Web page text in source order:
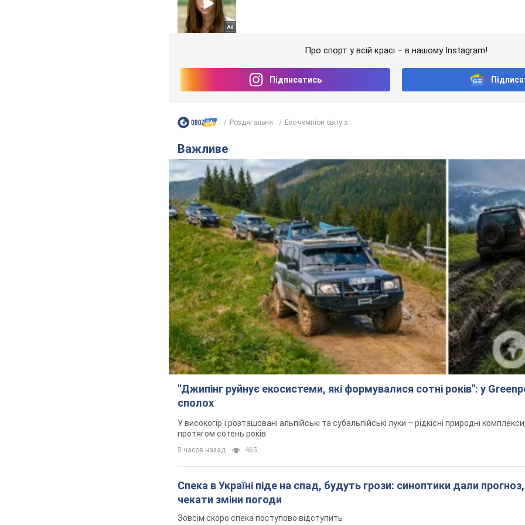
Про спорт у всій красі – в нашому Instagram!
Підписатись
Роздягальня Екс-чемпіон світу з...
Важливе
"Джипінг руйнує екосистеми, які формувалися сотні років": у
сполох
У високогір'ї розташовані альпійські та субальпійські луки – рідкісні природні
протягом сотень років
5 часов назад 465
Спека в Україні піде на спад, будуть грози: синоптики дали
чекати зміни погоди
Зовсім скоро спека поступово відступить